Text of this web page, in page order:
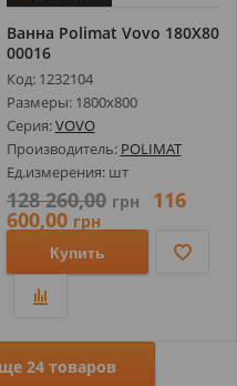
Ванна Polimat Vovo 180X80
00016
Код: 1232104
Размеры: 1800х800
Серия:VOVO
Производитель: POLIMAT
Ед.измерения: шт
128 260,00 грн 116
600,00 грн
Купить
24 товаров